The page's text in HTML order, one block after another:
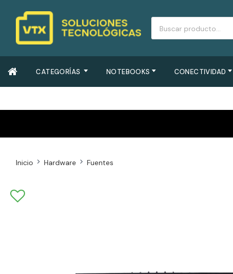
CATEGORÍAS NOTEBOOKS CONECTIVIDAD
Inicio Hardware Fuentes